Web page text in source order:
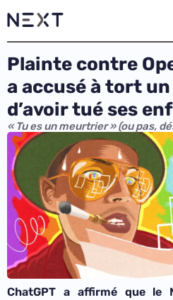
Plainte contre
a accusé à tort
d’avoir tué ses
« Tu es un meurtrier » (ou pas,
ChatGPT a affirmé que le